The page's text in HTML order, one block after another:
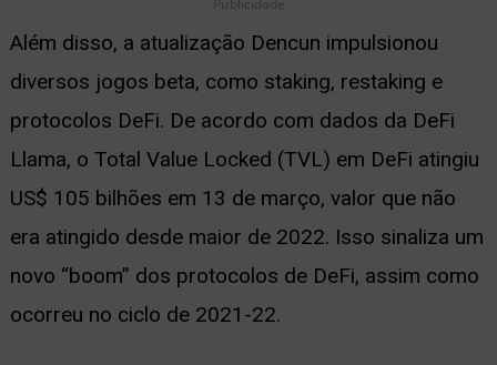
Publicidade
Além disso, a atualização Dencun impulsionou
diversos jogos beta, como staking, restaking e
protocolos DeFi. De acordo com dados da DeFi
Llama, o Total Value Locked (TVL) em DeFi atingiu
US$ 105 bilhões em 13 de março, valor que não
era atingido desde maior de 2022. Isso sinaliza um
novo “boom” dos protocolos de DeFi, assim como
ocorreu no ciclo de 2021-22.